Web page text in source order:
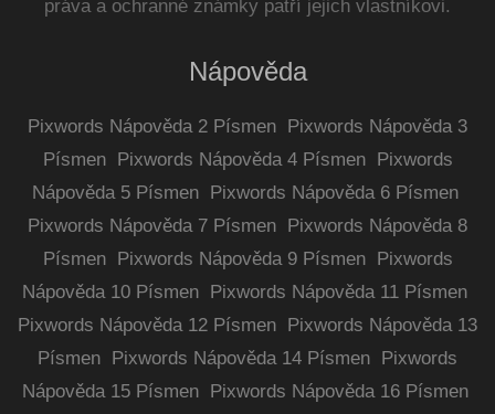
práva a ochranné známky patří jejich vlastníkovi.
Nápověda
Pixwords Nápověda 2 Písmen
Pixwords Nápověda 3
Písmen
Pixwords Nápověda 4 Písmen
Pixwords
Nápověda 5 Písmen
Pixwords Nápověda 6 Písmen
Pixwords Nápověda 7 Písmen
Pixwords Nápověda 8
Písmen
Pixwords Nápověda 9 Písmen
Pixwords
Nápověda 10 Písmen
Pixwords Nápověda 11 Písmen
Pixwords Nápověda 12 Písmen
Pixwords Nápověda 13
Písmen
Pixwords Nápověda 14 Písmen
Pixwords
Nápověda 15 Písmen
Pixwords Nápověda 16 Písmen